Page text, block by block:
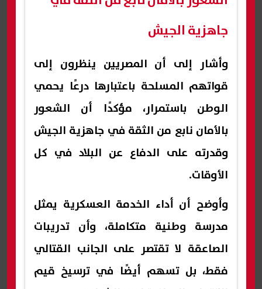
جاهزية الجيش
وأشار إلى أن المصريين ينظرون إلى
قواتهم المسلحة باعتبارها درعًا يحمي
الوطن باستمرار، مؤكدًا أن الشعور
بالأمان نابع من الثقة في جاهزية الجيش
وقدرته على الدفاع عن البلاد في كل
الأوقات.
وأوضح أن أداء الخدمة العسكرية يمثل
مدرسة وطنية متكاملة، وأن تدريبات
الصاعقة لا تقتصر على الجانب القتالي
فقط، بل تسهم أيضًا في ترسيخ قيم